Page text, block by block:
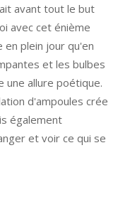
avant tout le but
avec cet énième
en plein jour qu'en
et les bulbes
une allure poétique.
d'ampoules crée
également
et voir ce qui se